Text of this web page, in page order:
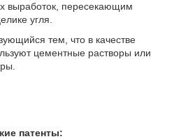
выработок, пересекающим
угля.
тем, что в качестве
цементные растворы или
патенты: